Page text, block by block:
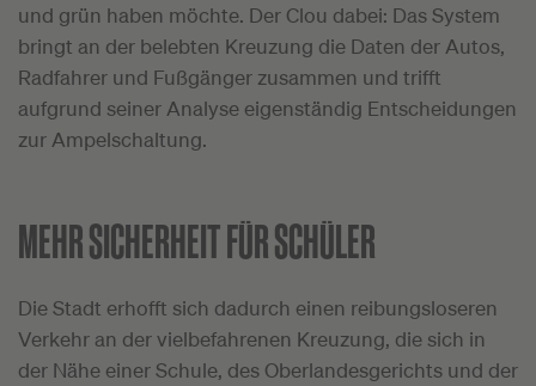
und grün haben möchte. Der Clou dabei: Das System
bringt an der belebten Kreuzung die Daten der Autos,
Radfahrer und Fußgänger zusammen und trifft
aufgrund seiner Analyse eigenständig Entscheidungen
zur Ampelschaltung.
MEHR SICHERHEIT FÜR SCHÜLER
Die Stadt erhofft sich dadurch einen reibungsloseren
Verkehr an der vielbefahrenen Kreuzung, die sich in
der Nähe einer Schule, des Oberlandesgerichts und der